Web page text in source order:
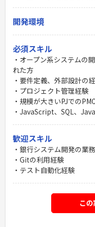
開発環境
必須スキル
・オープン系システムの
れた方
・要件定義、外部設計の
・プロジェクト管理経験
・規模が大きいPJでの
・JavaScript、SQL、
歓迎スキル
・銀行システム開発の業
・Gitの利用経験
・テスト自動化経験
こ